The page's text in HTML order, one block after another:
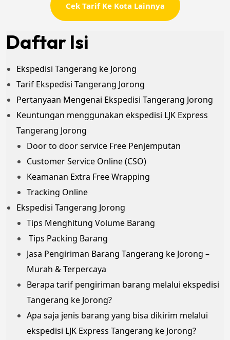
Cek Tarif Ke Kota Lainnya
Daftar Isi
Ekspedisi Tangerang ke Jorong
Tarif Ekspedisi Tangerang Jorong
Pertanyaan Mengenai Ekspedisi Tangerang Jorong
Keuntungan menggunakan ekspedisi LJK Express
Tangerang Jorong
Door to door service Free Penjemputan
Customer Service Online (CSO)
Keamanan Extra Free Wrapping
Tracking Online
Ekspedisi Tangerang Jorong
Tips Menghitung Volume Barang
Tips Packing Barang
Jasa Pengiriman Barang Tangerang ke Jorong –
Murah & Terpercaya
Berapa tarif pengiriman barang melalui ekspedisi
Tangerang ke Jorong?
Apa saja jenis barang yang bisa dikirim melalui
ekspedisi LJK Express Tangerang ke Jorong?